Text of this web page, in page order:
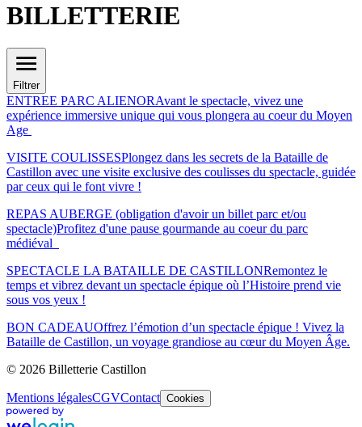
BILLETTERIE
Filtrer
ENTREE PARC ALIENORAvant le spectacle, vivez une
expérience immersive unique qui vous plongera au coeur du Moyen
Age
VISITE COULISSESPlongez dans les secrets de la Bataille de
Castillon avec une visite exclusive des coulisses du spectacle, guidée
par ceux qui le font vivre !
REPAS AUBERGE (obligation d'avoir un billet parc et/ou
spectacle)Profitez d'une pause gourmande au coeur du parc
médiéval
SPECTACLE LA BATAILLE DE CASTILLONRemontez le
temps et vibrez devant un spectacle épique où l’Histoire prend vie
sous vos yeux !
BON CADEAUOffrez l’émotion d’un spectacle épique ! Vivez la
Bataille de Castillon, un voyage grandiose au cœur du Moyen Âge.
© 2026 Billetterie Castillon
Mentions légalesCGVContact Cookies